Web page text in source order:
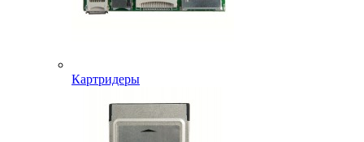
Картридеры